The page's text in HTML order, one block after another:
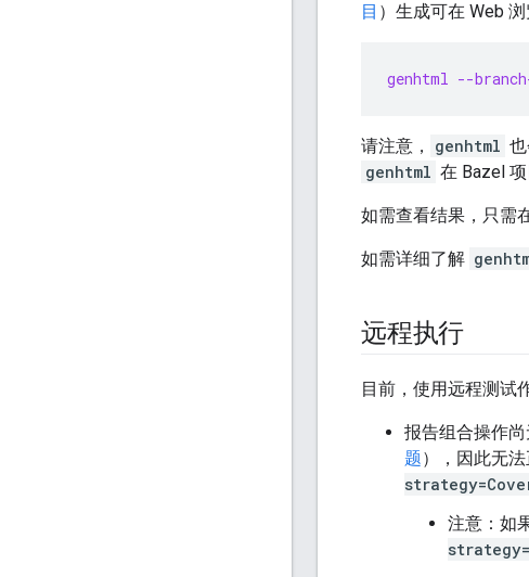
目 ）生成可在 Web
genhtml --
请注意， genhtml
genhtml 在 Bazel 项
如需查看结果，只需
如需详细了解
远程执行
目前，使用远程测试
报告组合操作
题），因此无
注意：如